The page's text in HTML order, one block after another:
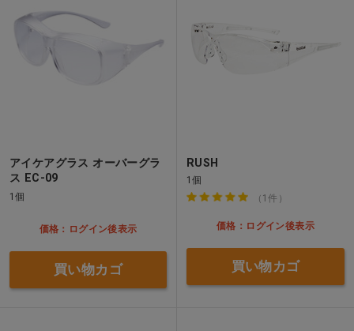
アイケアグラス オーバーグラ
ス EC-09
1個
価格：ログイン後表示
買い物カゴ
RUSH
1個
（1件）
価格：ログイン後表示
買い物カゴ